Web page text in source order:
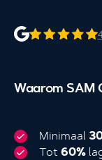
Waarom SAM
Minimaal
Tot 60%